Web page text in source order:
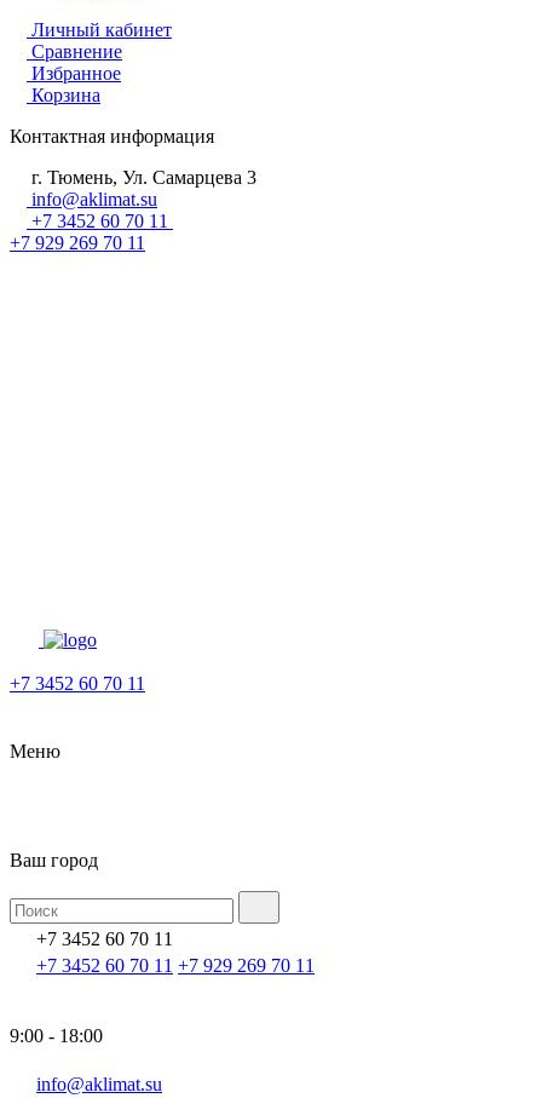
Личный кабинет
Сравнение
Избранное
Корзина
Контактная информация
г. Тюмень, Ул. Самарцева 3
info@aklimat.su
+7 3452 60 70 11
+7 929 269 70 11
+7 3452 60 70 11
Меню
Ваш город
+7 3452 60 70 11
+7 3452 60 70 11 +7 929 269 70 11
9:00 - 18:00
info@aklimat.su